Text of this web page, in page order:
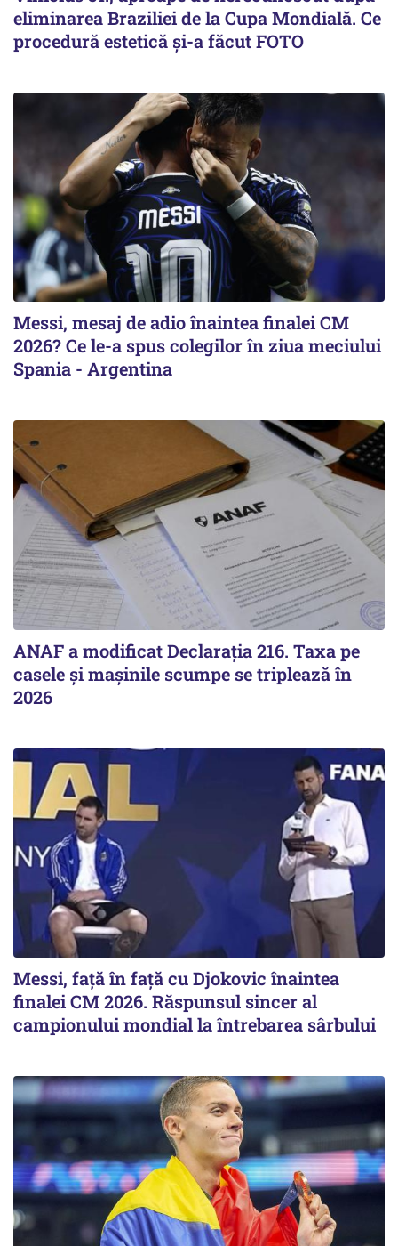
eliminarea Braziliei de la Cupa Mondială. Ce
procedură estetică și-a făcut FOTO
Messi, mesaj de adio înaintea finalei CM
2026? Ce le-a spus colegilor în ziua meciului
Spania - Argentina
ANAF a modificat Declarația 216. Taxa pe
casele și mașinile scumpe se triplează în
2026
Messi, față în față cu Djokovic înaintea
finalei CM 2026. Răspunsul sincer al
campionului mondial la întrebarea sârbului